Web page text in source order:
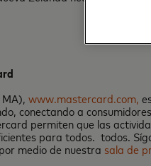
MA), www.mastercard.com,
conectando a
permiten que las
para todos. todos.
medio de nuestra sala de